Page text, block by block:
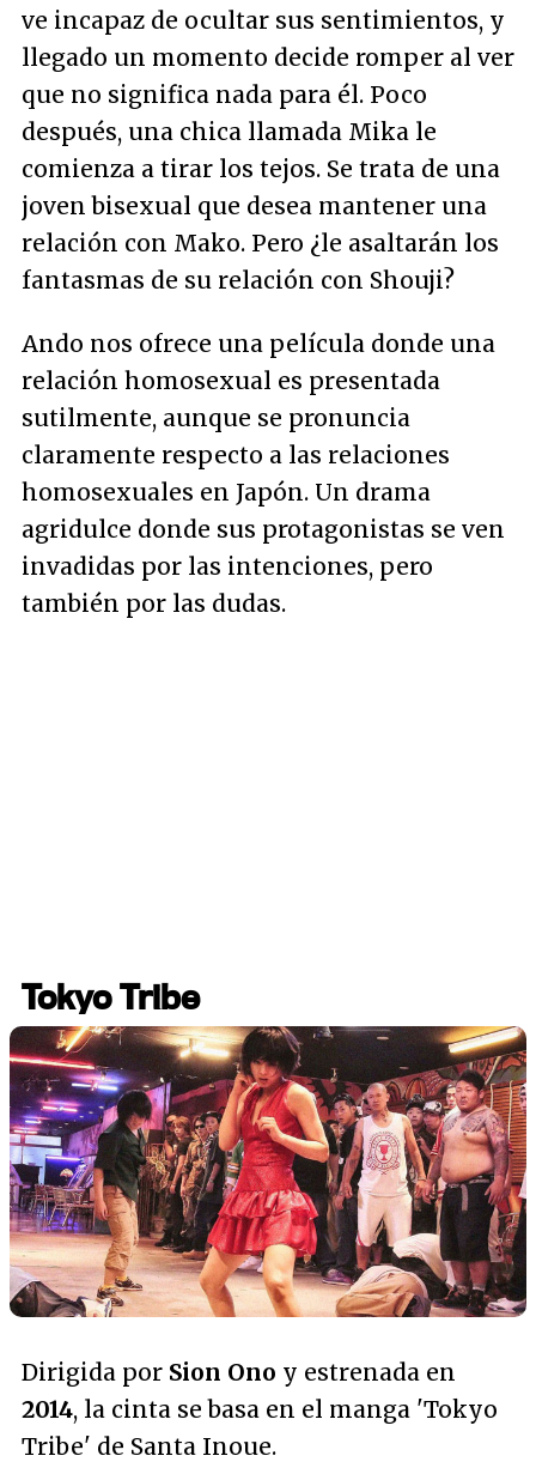
ve incapaz de ocultar sus sentimientos, y
llegado un momento decide romper al ver
que no significa nada para él. Poco
después, una chica llamada Mika le
comienza a tirar los tejos. Se trata de una
joven bisexual que desea mantener una
relación con Mako. Pero ¿le asaltarán los
fantasmas de su relación con Shouji?
Ando nos ofrece una película donde una
relación homosexual es presentada
sutilmente, aunque se pronuncia
claramente respecto a las relaciones
homosexuales en Japón. Un drama
agridulce donde sus protagonistas se ven
invadidas por las intenciones, pero
también por las dudas.
Tokyo Tribe
Dirigida por Sion Ono y estrenada en
2014, la cinta se basa en el manga 'Tokyo
Tribe' de Santa Inoue.